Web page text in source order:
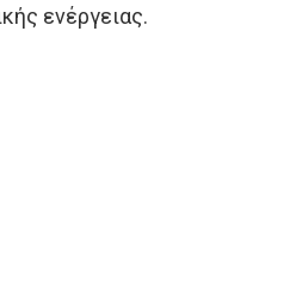
ενέργειας.